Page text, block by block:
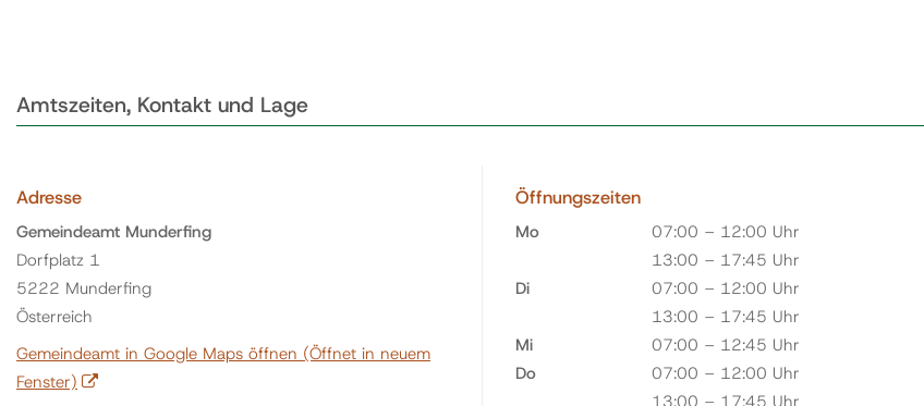
Amtszeiten, Kontakt und Lage
Adresse
Gemeindeamt Munderfing
Dorfplatz 1
5222 Munderfing
Österreich
Gemeindeamt in Google Maps öffnen (Öffnet in neuem
Fenster)
Öffnungszeiten
Mo
07:00 – 12:00 Uhr
13:00 – 17:45 Uhr
Di
07:00 – 12:00 Uhr
13:00 – 17:45 Uhr
Mi
07:00 – 12:45 Uhr
Do
07:00 – 12:00 Uhr